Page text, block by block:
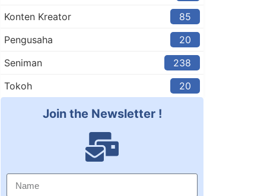
Konten Kreator​
85
Pengusaha
20
Seniman
238
Tokoh
20
Join the Newsletter !